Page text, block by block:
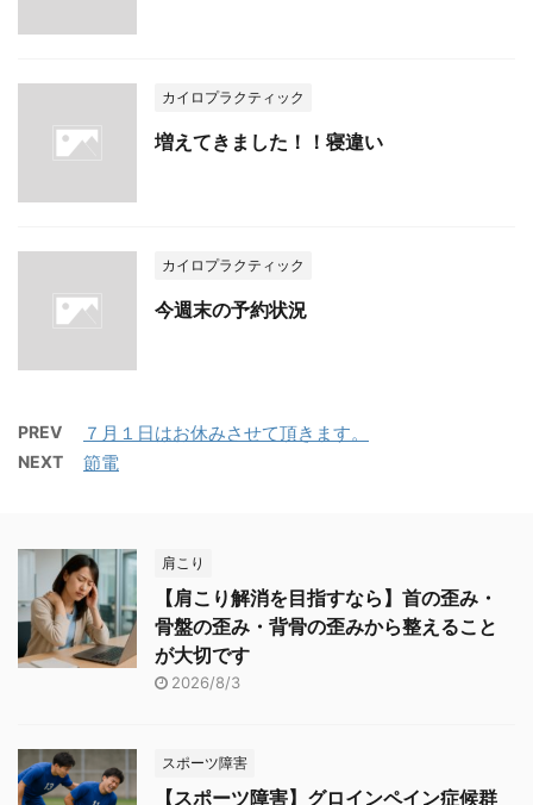
カイロプラクティック
増えてきました！！寝違い
カイロプラクティック
今週末の予約状況
PREV ７月１日はお休みさせて頂きます。
NEXT 節電
肩こり
【肩こり解消を目指すなら】首の歪み・
骨盤の歪み・背骨の歪みから整えること
が大切です
2026/8/3
スポーツ障害
【スポーツ障害】グロインペイン症候群